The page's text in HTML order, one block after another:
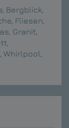
Bergblick
Fliesen
Granit
Whirlpool